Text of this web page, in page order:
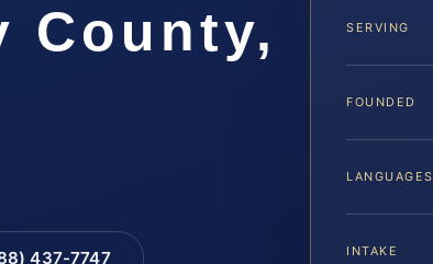
County,
437-7747
SERVING
FOUNDED
LANGUAGES
INTAKE